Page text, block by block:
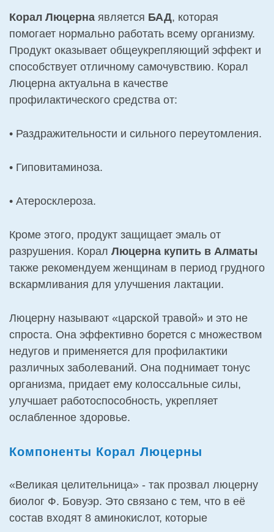
Корал Люцерна является БАД, которая
помогает нормально работать всему организму.
Продукт оказывает общеукрепляющий эффект и
способствует отличному самочувствию. Корал
Люцерна актуальна в качестве
профилактического средства от:
• Раздражительности и сильного переутомления.
• Гиповитаминоза.
• Атеросклероза.
Кроме этого, продукт защищает эмаль от
разрушения. Корал Люцерна купить в Алматы
также рекомендуем женщинам в период грудного
вскармливания для улучшения лактации.
Люцерну называют «царской травой» и это не
спроста. Она эффективно борется с множеством
недугов и применяется для профилактики
различных заболеваний. Она поднимает тонус
организма, придает ему колоссальные силы,
улучшает работоспособность, укрепляет
ослабленное здоровье.
Компоненты Корал Люцерны
«Великая целительница» - так прозвал люцерну
биолог Ф. Бовуэр. Это связано с тем, что в её
состав входят 8 аминокислот, которые